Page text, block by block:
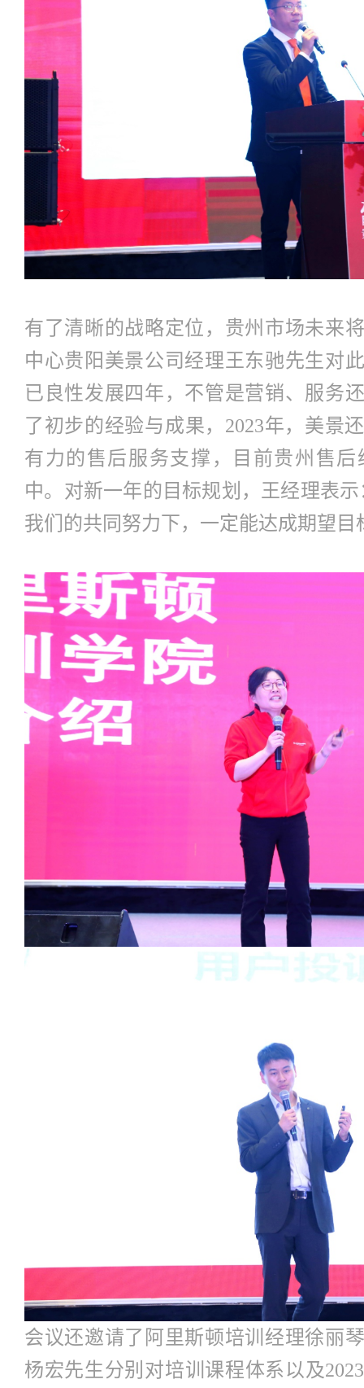
有了清晰的战略定位，贵州市场未来
中心贵阳美景公司经理王东驰先生对
已良性发展四年，不管是营销、服务
了初步的经验与成果，2023年，美景
有力的售后服务支撑，目前贵州售
中。对新一年的目标规划，王经理表
我们的共同努力下，一定能达成期望目
会议还邀请了阿里斯顿培训经理徐丽
杨宏先生分别对培训课程体系以及